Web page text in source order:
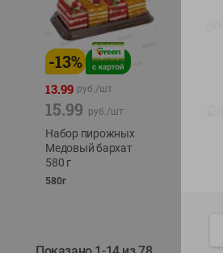
-13%
13.99 руб./шт
15.99 руб./шт
Набор пирожных
Медовый бархат
580 г
580г